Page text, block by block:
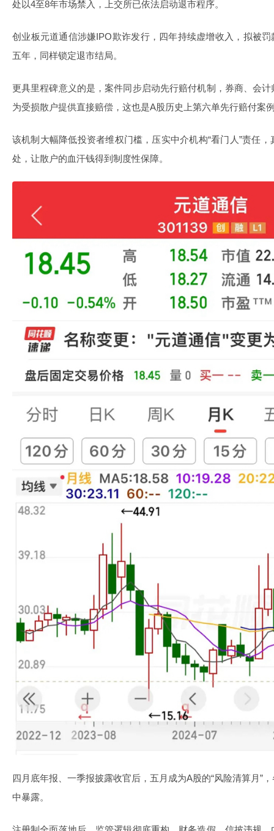
处以4至8年市场禁入，上交所已依法启动退市程序。
创业板元道通信涉嫌IPO欺诈发行，四年持续虚增收入，拟被
五年，同样锁定退市结局。
更具里程碑意义的是，案件同步启动先行赔付机制，券商、会
为受损散户提供直接赔偿，这也是A股历史上第六单先行赔付案
该机制大幅降低投资者维权门槛，压实中介机构“看门人”责任
处，让散户的血汗钱得到制度性保障。
四月底年报、一季报披露收官后，五月成为A股的“风险清算月”
中暴露。